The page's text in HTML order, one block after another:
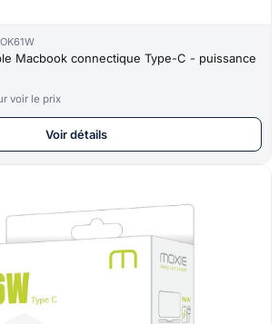
connectique Type-C - puissance
voir le prix
Voir détails